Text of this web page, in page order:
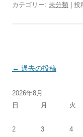
カテゴリー: 未分類 | 投
投稿ナビゲーション
← 過去の投稿
2026年8月
日
月 火
2
3 4